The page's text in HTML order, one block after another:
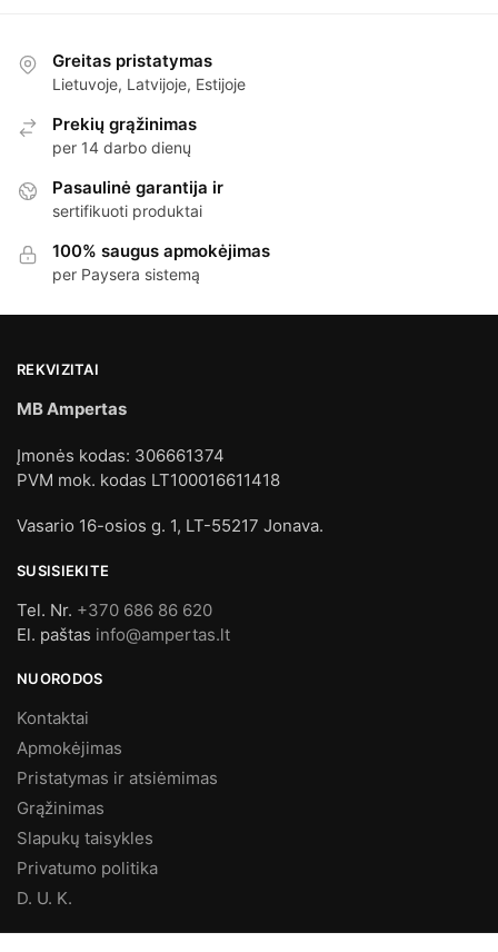
Greitas pristatymas
Lietuvoje, Latvijoje, Estijoje
Prekių grąžinimas
per 14 darbo dienų
Pasaulinė garantija ir
sertifikuoti produktai
100% saugus apmokėjimas
per Paysera sistemą
REKVIZITAI
MB Ampertas
Įmonės kodas: 306661374
PVM mok. kodas LT100016611418
Vasario 16-osios g. 1, LT-55217 Jonava.
SUSISIEKITE
Tel. Nr. +370 686 86 620
El. paštas info@ampertas.lt
NUORODOS
Kontaktai
Apmokėjimas
Pristatymas ir atsiėmimas
Grąžinimas
Slapukų taisykles
Privatumo politika
D. U. K.